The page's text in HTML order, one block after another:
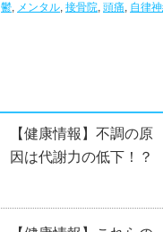
鬱, メンタル, 接骨院, 頭痛, 自律
【健康情報】不調の原
因は代謝力の低下！？